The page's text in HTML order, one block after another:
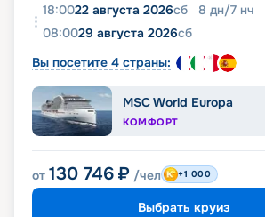
18:0022 августа 2026сб 8 дн/7 нч
08:0029 августа 2026сб
Вы посетите 4 страны:
MSC World Europa
КОМФОРТ
от 130 746 ₽ /чел +1 000
Выбрать круиз